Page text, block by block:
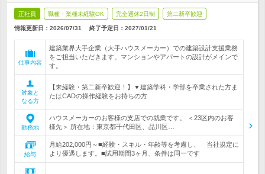
正社員 職種・業種未経験OK 完全週休2日制 第二新卒歓迎
情報更新日：2026/07/31 終了予定日： 2027/01/21
仕事内容
建築業界大手企業（大手ハウスメーカー）での建築設計支援業務
をご担当いただきます。マンションやアパートの設計がメインで
す。
対象と
なる方
【未経験・第二新卒歓迎！】▼建築学科・学部を卒業された方ま
たはCADの操作経験をお持ちの方
勤務地
ハウスメーカーのお客様の支店での就業です。 ＜23区内のお客
様先＞ 所在地：東京都千代田区、品川区…
給与
月給202,000円～■経験・スキル・年齢等を考慮し、 当社規定に
より優遇します。■試用期間3ヶ月、条件は同一です